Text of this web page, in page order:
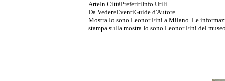
ArteIn CittàPreferitiInfo Utili
Da VedereEventiGuide d'Autore
Mostra Io sono Leonor Fini a Milano. Le
stampa sulla mostra Io sono Leonor Fini del